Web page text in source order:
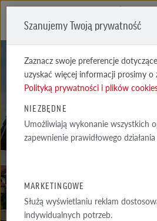
WYSELEKCJONOWANE PRZYKŁADY
Szanujemy Twoją prywatność
Zaznacz swoje preferencje
uzyskać więcej informacji prosimy o
Polityką prywatności i plików
NIEZBĘDNE
Umożliwiają wykonanie wszystkich
zapewnienie prawidłowego
MARKETINGOWE
Służą wyświetlaniu reklam
indywidualnych potrzeb.